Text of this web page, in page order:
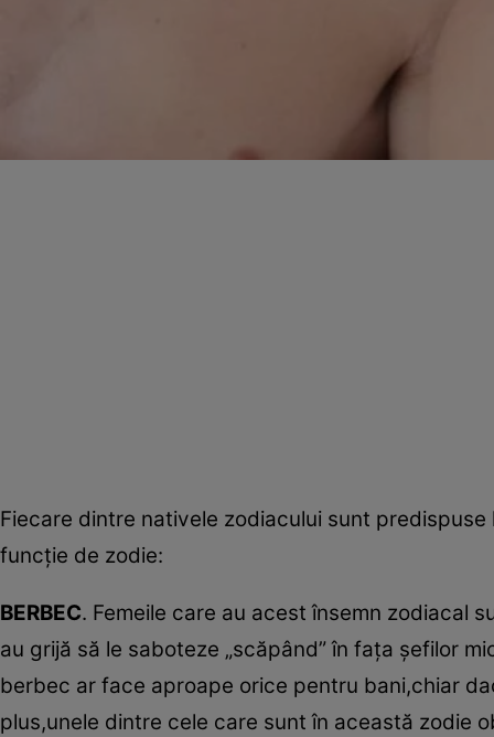
Fiecare dintre nativele zodiacului sunt
funcţie de zodie:
BERBEC. Femeile care au acest însemn zodiacal
au grijă să le saboteze „scăpând” în faţa şefilor
berbec ar face aproape orice pentru bani,chiar
plus,unele dintre cele care sunt în această zodie